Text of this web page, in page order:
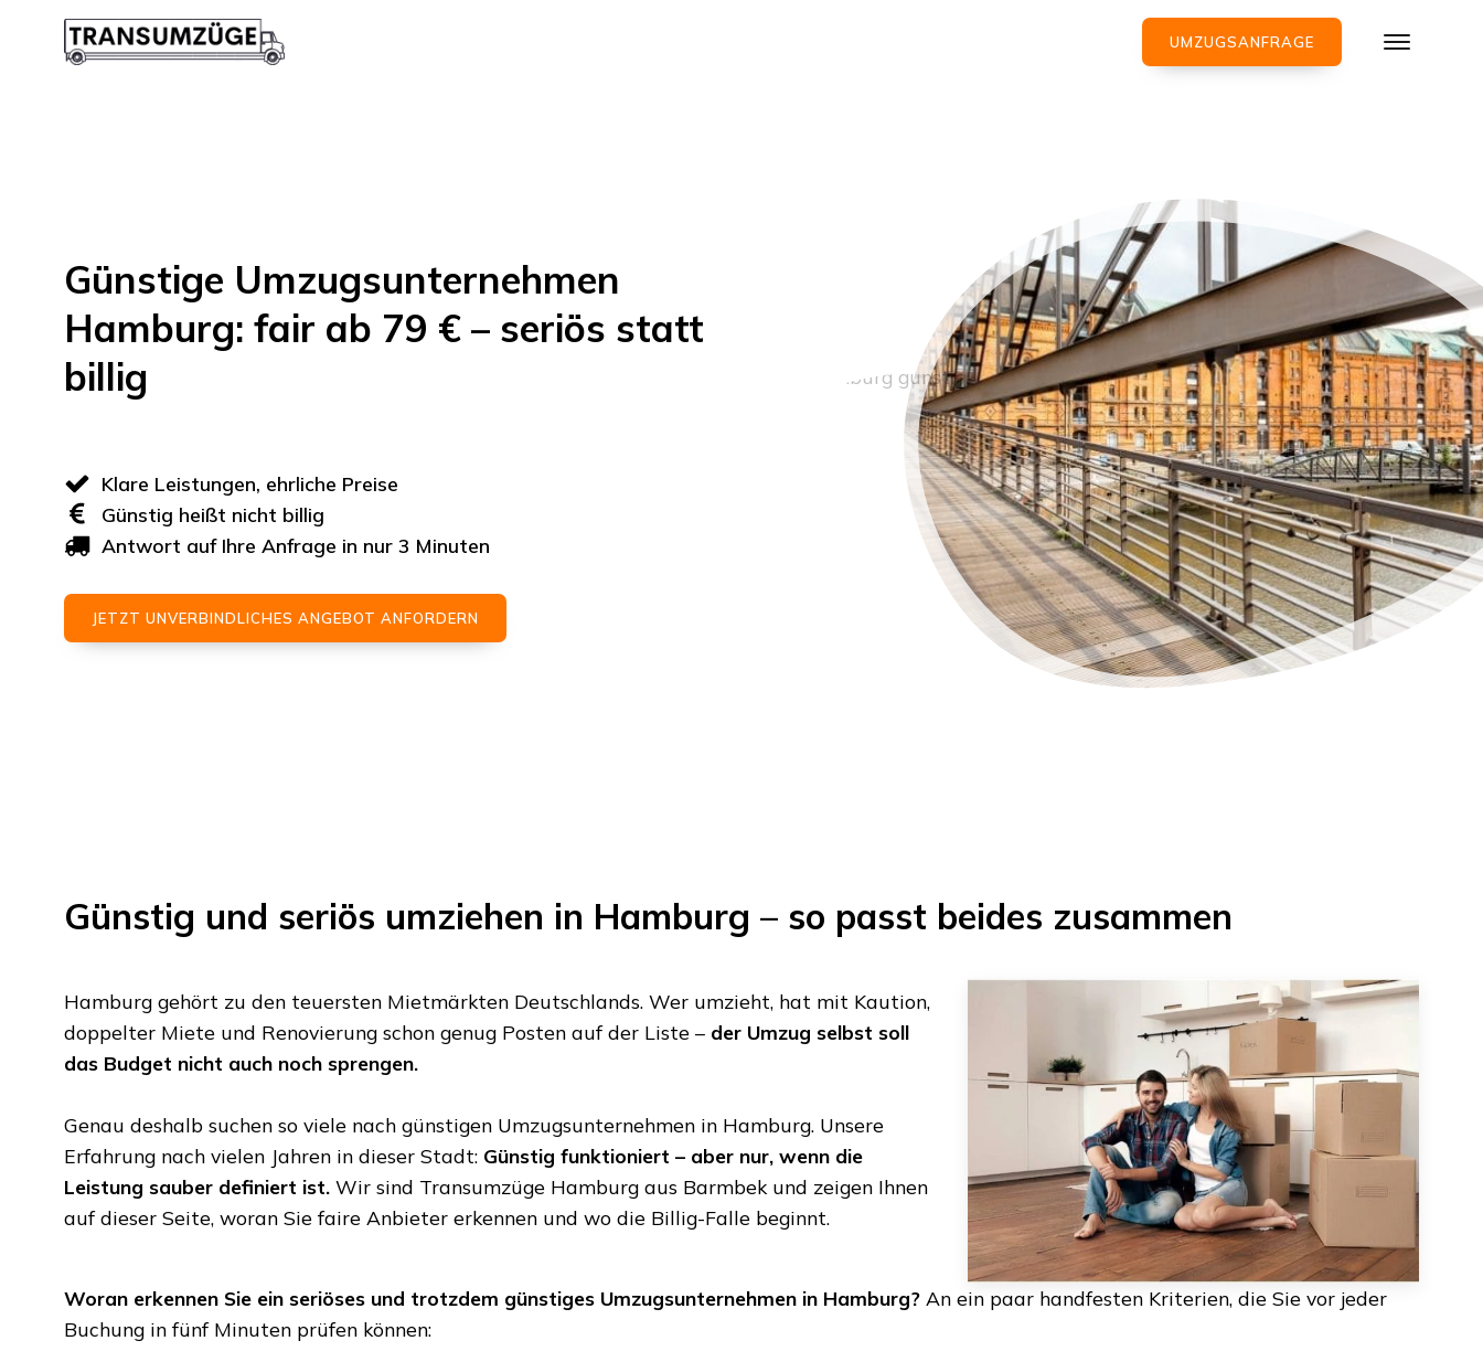
UMZUGSANFRAGE
Günstige Umzugsunternehmen
Hamburg: fair ab 79 € – seriös statt
billig
Klare Leistungen, ehrliche Preise
Günstig heißt nicht billig
Antwort auf Ihre Anfrage in nur 3 Minuten
JETZT UNVERBINDLICHES ANGEBOT ANFORDERN
Günstig und seriös umziehen in Hamburg – so passt beides zusammen
Hamburg gehört zu den teuersten Mietmärkten Deutschlands. Wer umzieht, hat mit Kaution,
doppelter Miete und Renovierung schon genug Posten auf der Liste – der Umzug selbst soll
das Budget nicht auch noch sprengen.
Genau deshalb suchen so viele nach günstigen Umzugsunternehmen in Hamburg. Unsere
Erfahrung nach vielen Jahren in dieser Stadt: Günstig funktioniert – aber nur, wenn die
Leistung sauber definiert ist.Wir sind Transumzüge Hamburg aus Barmbek und zeigen Ihnen
auf dieser Seite, woran Sie faire Anbieter erkennen und wo die Billig-Falle beginnt.
Woran erkennen Sie ein seriöses und trotzdem günstiges Umzugsunternehmen in Hamburg?An ein paar handfesten Kriterien, die Sie vor jeder
Buchung in fünf Minuten prüfen können: